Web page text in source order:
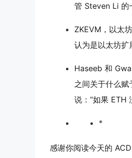
管 Steven Li 的
ZKEVM，以太
认为是以太坊扩
Haseeb 和
之间关于什么
说：“如果 ETH
*
感谢你阅读今天的